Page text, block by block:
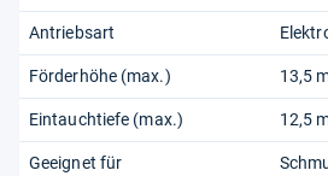
Antriebsart
Förderhöhe (max.) 13,5
Eintauchtiefe (max.) 12,5
Geeignet für